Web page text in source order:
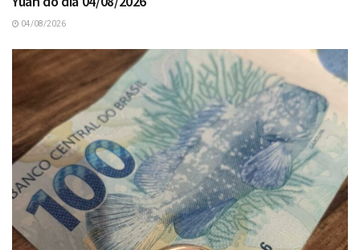
04/08/2026